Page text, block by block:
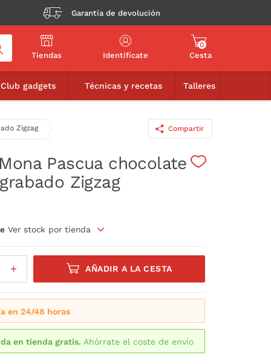
Garantía de devolución
Tiendas Identifícate
0
Cesta
Club gadgets Técnicas y recetas Talleres
Zigzag
Pascua chocolate
Zigzag
Ver stock por tienda
AÑADIR A LA CESTA
en 24/48 horas
en tienda gratis. Ahórrate el coste de envío
Compartir